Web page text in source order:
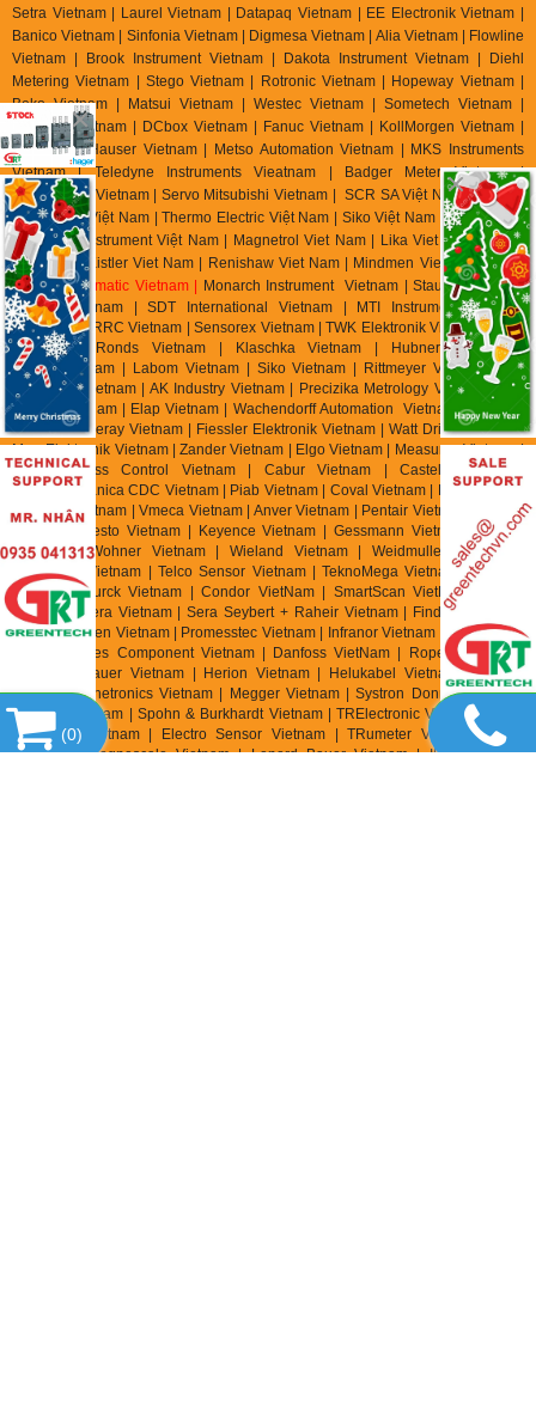
Setra Vietnam | Laurel Vietnam | Datapaq Vietnam | EE Electronik Vietnam |
Banico Vietnam | Sinfonia Vietnam | Digmesa Vietnam | Alia Vietnam | Flowline
Vietnam | Brook Instrument Vietnam | Dakota Instrument Vietnam | Diehl
Metering Vietnam | Stego Vietnam | Rotronic Vietnam | Hopeway Vietnam |
Beko Vietnam | Matsui Vietnam | Westec Vietnam | Sometech Vietnam |
Offshore Vietnam | DCbox Vietnam | Fanuc Vietnam | KollMorgen Vietnam |
Endress & Hauser Vietnam | Metso Automation Vietnam | MKS Instruments
Vietnam | Teledyne Instruments Vieatnam | Badger Meter Vietnam |
Hirschmann Vietnam | Servo Mitsubishi Vietnam | SCR SA Việt Nam | Biotech
Flow Meter Việt Nam | Thermo Electric Việt Nam | Siko Việt Nam | Klinger Việt
Nam | HK Instrument Việt Nam | Magnetrol Viet Nam | Lika Viet Nam | Setra
Viet Nam | Kistler Viet Nam | Renishaw Viet Nam | Mindmen Vietnam |Airtac
Vietnam| Gimatic Vietnam | Monarch Instrument Vietnam | Stauff Vietnam |
Burster Vietnam | SDT International Vietnam | MTI Instrument Vietnam
| Zhuzhou CRRC Vietnam | Sensorex Vietnam | TWK Elektronik Vietnam | ASC
Vietnam | Ronds Vietnam | Klaschka Vietnam | Hubner Vietnam |
Hainzl Vietnam | Labom Vietnam | Siko Vietnam | Rittmeyer Vietnam | TR
Electronic Vietnam | AK Industry Vietnam | Precizika Metrology Vietnam | Dis
Sensor Vietnam | Elap Vietnam | Wachendorff Automation Vietnam | Foxboro
Vietnam | Fireray Vietnam | Fiessler Elektronik Vietnam | Watt Drive Vietnam |
Murr Elektronik Vietnam | Zander Vietnam | Elgo Vietnam | Measurex Vietnam |
Saia Burgess Control Vietnam | Cabur Vietnam | Castel Vietnam |
Elettromeccanica CDC Vietnam | Piab Vietnam | Coval Vietnam | Fipa Vietnam
| Zimmer Vietnam | Vmeca Vietnam | Anver Vietnam | Pentair Vietnam | Aignep
Vietnam | Festo Vietnam | Keyence Vietnam | Gessmann Vietnam | Balluff
Vietnam | Wohner Vietnam | Wieland Vietnam | Weidmuller Vietnam |
Tempatron Vietnam | Telco Sensor Vietnam | TeknoMega Vietnam | Synatel
Vietnam | Turck Vietnam | Condor VietNam | SmartScan VietNam | Knick
Vietnam | Sera Vietnam | Sera Seybert + Raheir Vietnam | Finder Vietnam |
Speck Pumpen Vietnam | Promesstec Vietnam | Infranor Vietnam | Parker SSD
Pees Component Vietnam | Danfoss VietNam | Ropex Vietnam |
Lenord + Bauer Vietnam | Herion Vietnam | Helukabel Vietnam | Burkert
Vietnam | Chetronics Vietnam | Megger Vietnam | Systron Donner Vietnam|
Waycon Vietnam | Spohn & Burkhardt Vietnam | TRElectronic Vietnam | TWK
Elektronik Vietnam | Electro Sensor Vietnam | TRumeter Vietnam | Atek
Vietnam | Magnescale Vietnam | Lenord Bauer Vietnam | IPF Electronic
(0)